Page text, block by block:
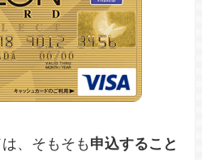
、そもそも 申込すること